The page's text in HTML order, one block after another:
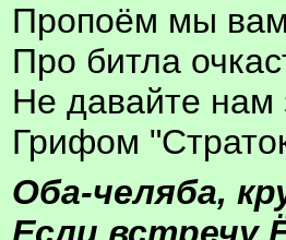
Пропоём мы
Про битла
Не давайте нам
Грифом
Оба-челяба,